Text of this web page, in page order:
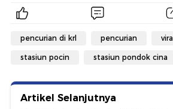
pencurian di krl pencurian viral
stasiun pocin stasiun pondok cina
Artikel Selanjutnya